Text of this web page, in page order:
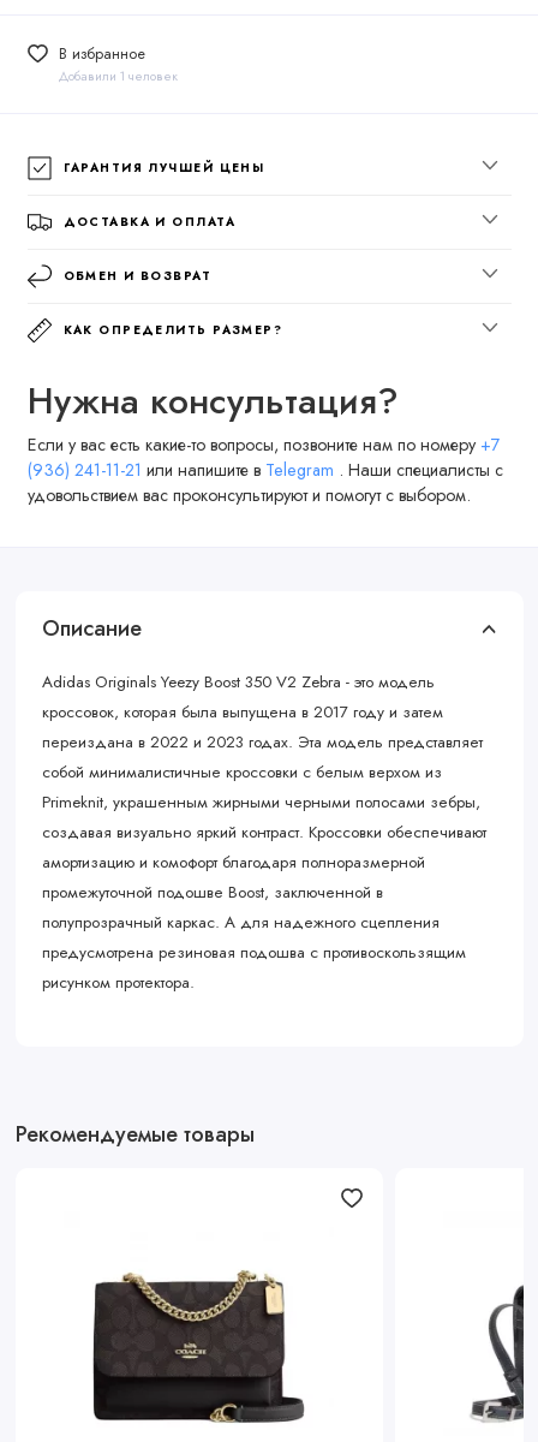
В избранное
Добавили 1 человек
ГАРАНТИЯ ЛУЧШЕЙ ЦЕНЫ
ДОСТАВКА И ОПЛАТА
ОБМЕН И ВОЗВРАТ
КАК ОПРЕДЕЛИТЬ РАЗМЕР?
Нужна консультация?
Если у вас есть какие-то вопросы, позвоните нам по номеру +7
(936) 241-11-21 или напишите в Telegram . Наши специалисты с
удовольствием вас проконсультируют и помогут с выбором.
Описание
Adidas Originals Yeezy Boost 350 V2 Zebra - это модель
кроссовок, которая была выпущена в 2017 году и затем
переиздана в 2022 и 2023 годах. Эта модель представляет
собой минималистичные кроссовки с белым верхом из
Primeknit, украшенным жирными черными полосами зебры,
создавая визуально яркий контраст. Кроссовки обеспечивают
амортизацию и комофорт благодаря полноразмерной
промежуточной подошве Boost, заключенной в
полупрозрачный каркас. А для надежного сцепления
предусмотрена резиновая подошва с противоскользящим
рисунком протектора.
Рекомендуемые товары